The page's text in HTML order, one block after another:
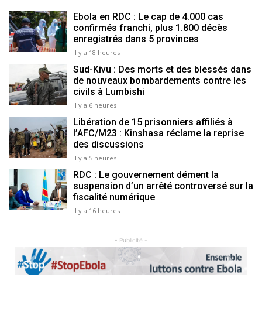
Ebola en RDC : Le cap de 4.000 cas
confirmés franchi, plus 1.800 décès
enregistrés dans 5 provinces
Il y a 18 heures
Sud-Kivu : Des morts et des blessés dans
de nouveaux bombardements contre les
civils à Lumbishi
Il y a 6 heures
Libération de 15 prisonniers affiliés à
l’AFC/M23 : Kinshasa réclame la reprise
des discussions
Il y a 5 heures
RDC : Le gouvernement dément la
suspension d’un arrêté controversé sur la
fiscalité numérique
Il y a 16 heures
- Publicité -
Previous Next